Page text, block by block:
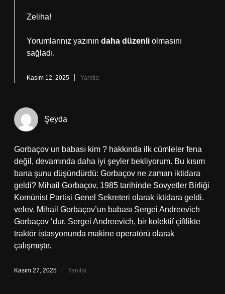
Zeliha!
Yorumlarınız yazının daha düzenli olmasını
sağladı.
Kasım 12, 2025 Yanıtla
Şeyda
Gorbaçov un babası kim ? hakkında ilk cümleler fena
değil, devamında daha iyi şeyler bekliyorum. Bu kısım
bana şunu düşündürdü: Gorbaçov ne zaman iktidara
geldi? Mihail Gorbaçov, 1985 tarihinde Sovyetler Birliği
Komünist Partisi Genel Sekreteri olarak iktidara geldi.
velev. Mihail Gorbaçov’un babası Sergei Andreevich
Gorbaçov ‘dur. Sergei Andreevich, bir kolektif çiftlikte
traktör istasyonunda makine operatörü olarak
çalışmıştır.
Kasım 27, 2025 Yanıtla